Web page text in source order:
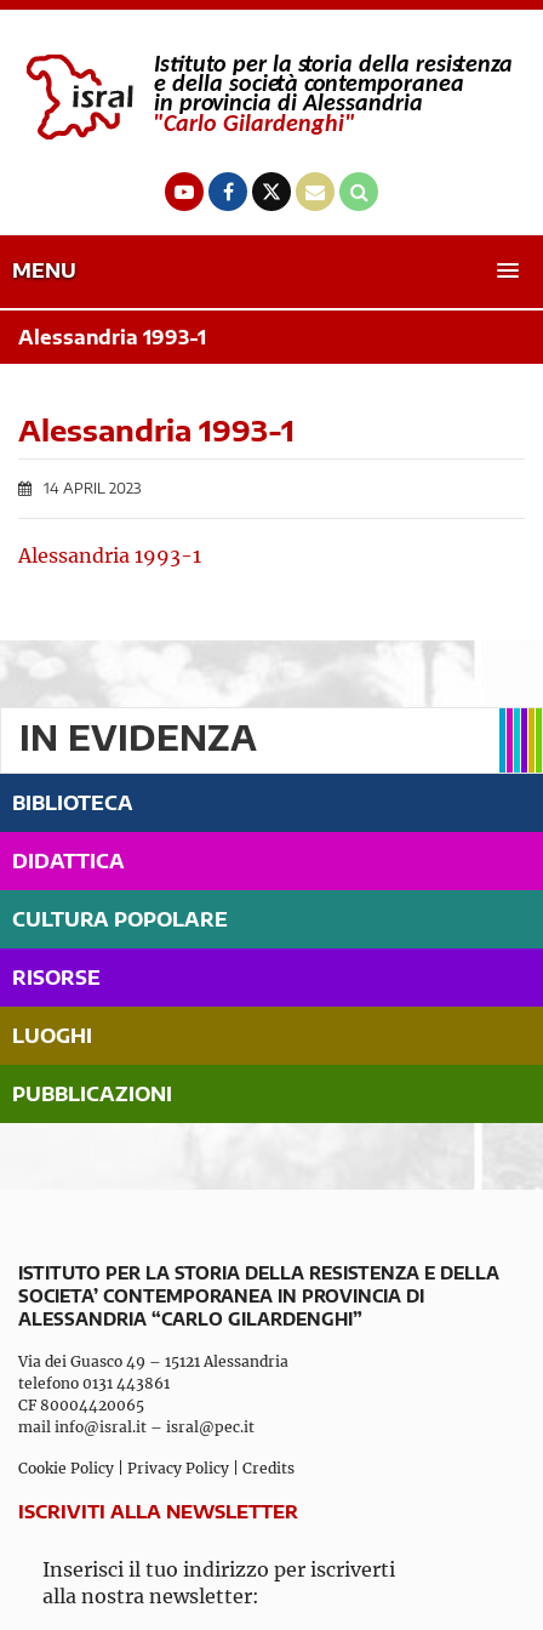
MENU
Alessandria 1993-1
Alessandria 1993-1
14 APRIL 2023
Alessandria 1993-1
IN EVIDENZA
BIBLIOTECA
DIDATTICA
CULTURA POPOLARE
RISORSE
LUOGHI
PUBBLICAZIONI
ISTITUTO PER LA STORIA DELLA RESISTENZA E DELLA
SOCIETA’ CONTEMPORANEA IN PROVINCIA DI
ALESSANDRIA “CARLO GILARDENGHI”
Via dei Guasco 49 – 15121 Alessandria
telefono 0131 443861
CF 80004420065
mail info@isral.it – isral@pec.it
Cookie Policy Privacy Policy Credits
ISCRIVITI ALLA NEWSLETTER
Inserisci il tuo indirizzo per iscriverti
alla nostra newsletter: